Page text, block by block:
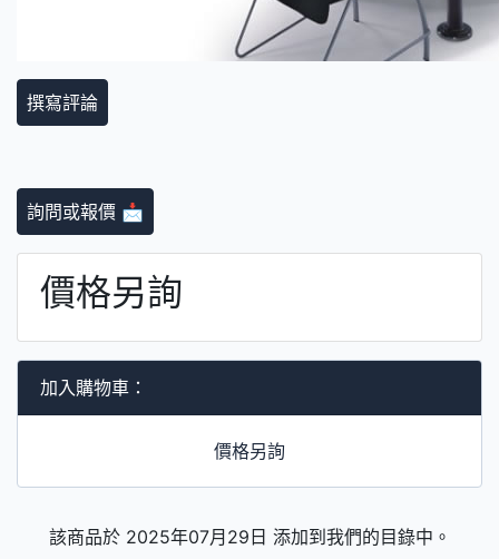
撰寫評論
詢問或報價 📩
價格另詢
加入購物車：
價格另詢
該商品於 2025年07月29日 添加到我們的目錄中。